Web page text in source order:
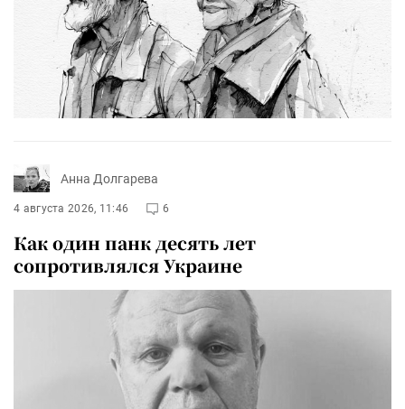
Анна Долгарева
4 августа 2026, 11:46 6
Как один панк десять лет
сопротивлялся Украине